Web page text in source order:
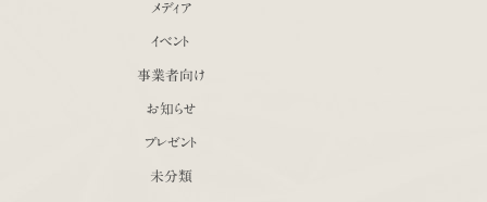
メディア
イベント
事業者向け
お知らせ
プレゼント
未分類